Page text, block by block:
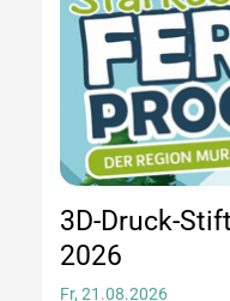
3D-Druck-
2026
Fr, 21.08.2026